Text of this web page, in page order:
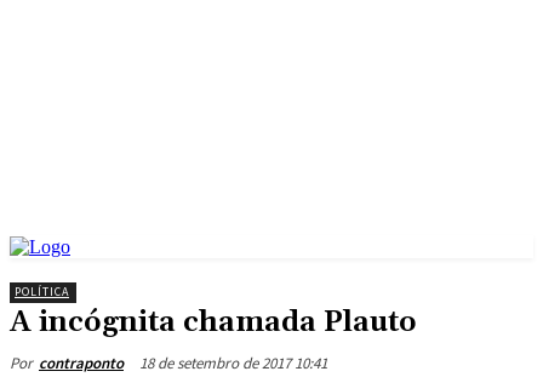
POLÍTICA
A incógnita chamada Plauto
Por contraponto 18 de setembro de 2017 10:41